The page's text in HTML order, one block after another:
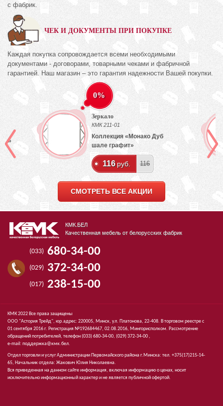
с фабрик.
ЧЕК И ДОКУМЕНТЫ ПРИ ПОКУПКЕ
Каждая покупка сопровождается всеми необходимыми
документами - договорами, товарными чеками и фабричной
гарантией. Наш магазин – это гарантия надежности Вашей покупки.
0%
Зеркало
КМК 211-01
Коллекция «Монако Дуб
шале графит»
116 руб. 116
СМОТРЕТЬ ВСЕ АКЦИИ
КМК.БЕЛ
Качественная мебель от белорусских фабрик
(033) 680-34-00
(029) 372-34-00
(017) 238-15-00
КМК 2022 Все права защищены
ООО "Астория Трейд", юр.адрес: 220005, Минск, ул. Платонова, 22-408. В торговом реестре с
01 сентября 2016 г. Регистрация №192684467, 02.08.2016, Мингорисполком. Рассмотрение
обращений потребителей, телефон(033)680-34-00, (029)372-34-00 ,
e-mail: поддержка@кмк.бел.
Отдел торговли и услуг Администрации Первомайского района г.Минска: тел. +375(17)215-14-
65, Начальник отдела: Жакович Юлия Николаевна.
Вся приведенная на данном сайте информация, включая информацию о ценах, носит
исключительно информационный характер и не является публичной офертой.